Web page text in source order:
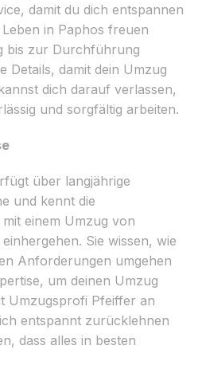
damit du dich entspannen
in Paphos freuen
bis zur Durchführung
Details, damit dein Umzug
dich darauf verlassen,
und sorgfältig arbeiten.
über langjährige
und kennt die
einem Umzug von
Sie wissen, wie
Anforderungen umgehen
um deinen Umzug
Umzugsprofi Pfeiffer an
entspannt zurücklehnen
dass alles in besten